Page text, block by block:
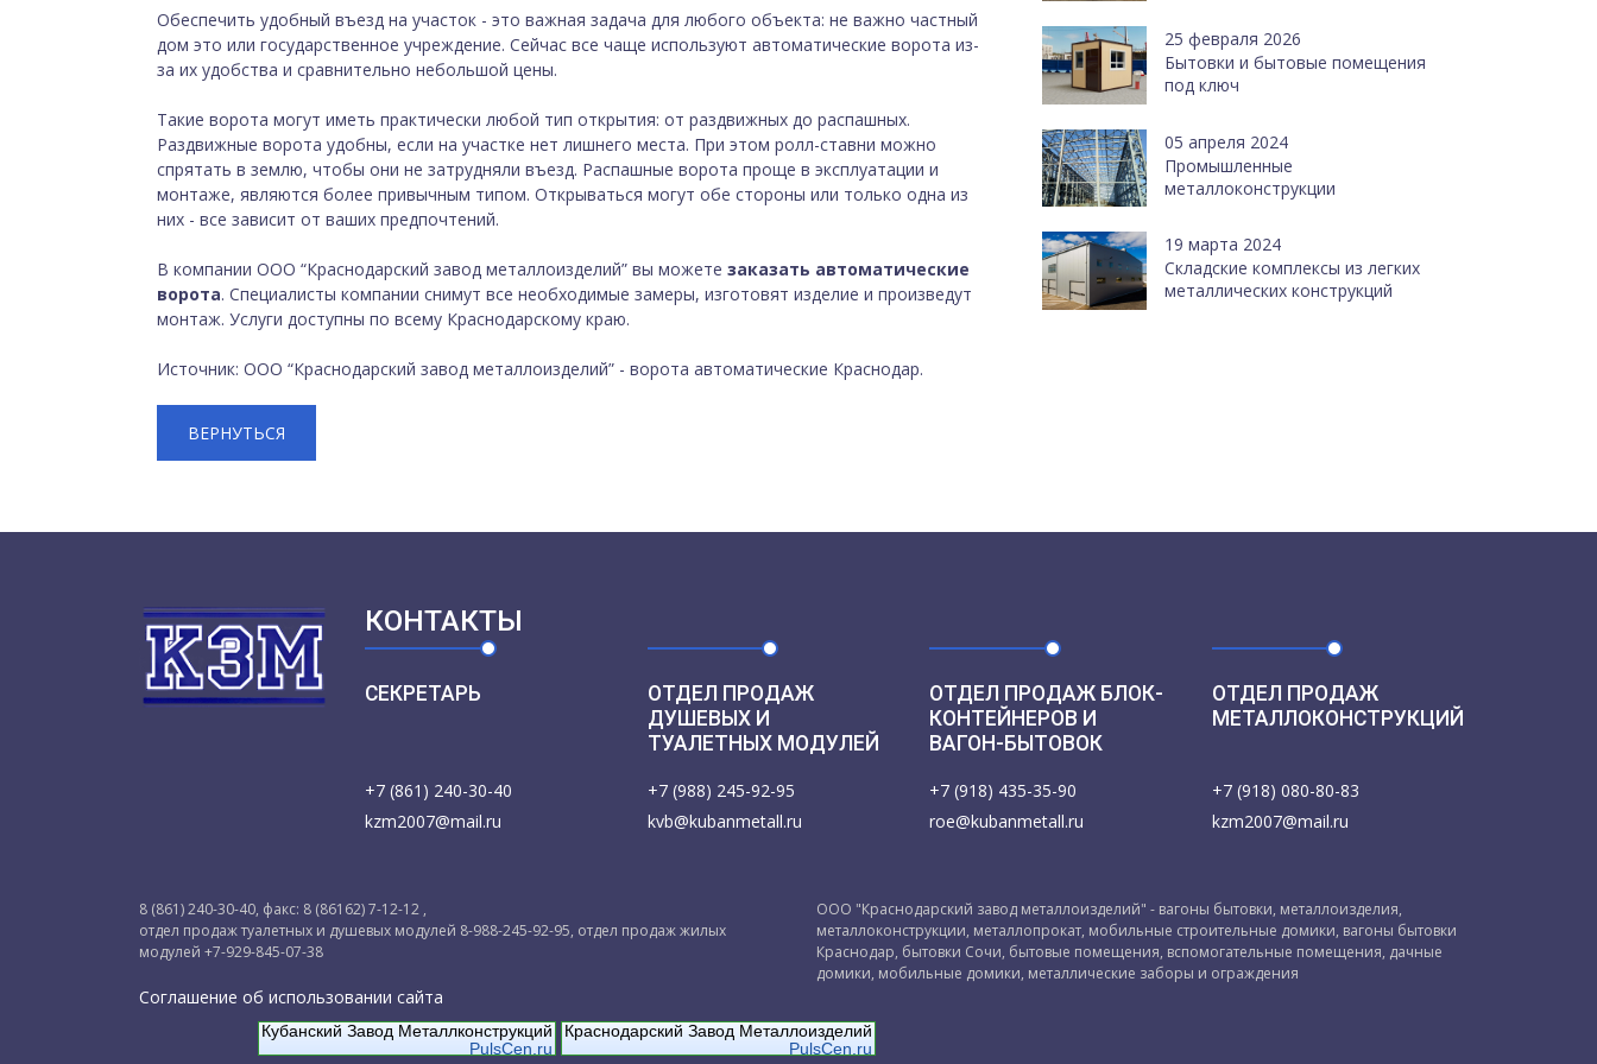
Обеспечить удобный въезд на участок - это важная задача для любого объекта: не важно частный
дом это или государственное учреждение. Сейчас все чаще используют автоматические ворота из-
за их удобства и сравнительно небольшой цены.
Такие ворота могут иметь практически любой тип открытия: от раздвижных до распашных.
Раздвижные ворота удобны, если на участке нет лишнего места. При этом ролл-ставни можно
спрятать в землю, чтобы они не затрудняли въезд. Распашные ворота проще в эксплуатации и
монтаже, являются более привычным типом. Открываться могут обе стороны или только одна из
них - все зависит от ваших предпочтений.
В компании ООО “Краснодарский завод металлоизделий” вы можете заказать автоматические
ворота. Специалисты компании снимут все необходимые замеры, изготовят изделие и произведут
монтаж. Услуги доступны по всему Краснодарскому краю.
Источник: ООО “Краснодарский завод металлоизделий” - ворота автоматические Краснодар.
ВЕРНУТЬСЯ
25 февраля 2026
Бытовки и бытовые помещения
под ключ
05 апреля 2024
Промышленные
металлоконструкции
19 марта 2024
Cкладские комплексы из легких
металлических конструкций
КОНТАКТЫ
СЕКРЕТАРЬ
+7 (861) 240-30-40
kzm2007@mail.ru
ОТДЕЛ ПРОДАЖ
ДУШЕВЫХ И
ТУАЛЕТНЫХ МОДУЛЕЙ
+7 (988) 245-92-95
kvb@kubanmetall.ru
ОТДЕЛ ПРОДАЖ БЛОК-
КОНТЕЙНЕРОВ И
ВАГОН-БЫТОВОК
+7 (918) 435-35-90
roe@kubanmetall.ru
ОТДЕЛ ПРОДАЖ
МЕТАЛЛОКОНСТРУКЦИЙ
+7 (918) 080-80-83
kzm2007@mail.ru
8 (861) 240-30-40, факс: 8 (86162) 7-12-12 ,
отдел продаж туалетных и душевых модулей 8-988-245-92-95, отдел продаж жилых
модулей +7-929-845-07-38
Соглашение об использовании сайта
ООО "Краснодарский завод металлоизделий" - вагоны бытовки, металлоизделия,
металлоконструкции, металлопрокат, мобильные строительные домики, вагоны бытовки
Краснодар, бытовки Сочи, бытовые помещения, вспомогательные помещения, дачные
домики, мобильные домики, металлические заборы и ограждения
Кубанский Завод Металлконструкций
PulsCen.ru
Краснодарский Завод Металлоизделий
PulsCen.ru